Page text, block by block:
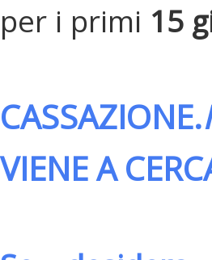
per i primi 15
CASSAZIONE.
VIENE A